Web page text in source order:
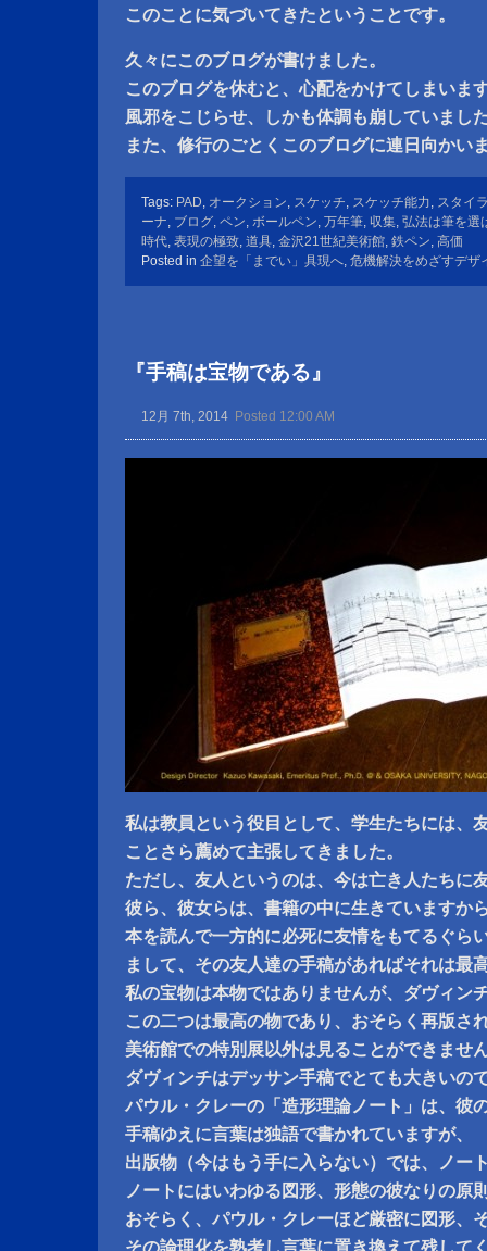
このことに気づいてきたということです。
久々にこのブログが書けました。
このブログを休むと、心配をかけてしまいま
風邪をこじらせ、しかも体調も崩していまし
また、修行のごとくこのブログに連日向かい
Tags: PAD, オークション, スケッチ, スケッチ能力, スタイ
ーナ, ブログ, ペン, ボールペン, 万年筆, 収集, 弘法は筆を選
時代, 表現の極致, 道具, 金沢21世紀美術館, 鉄ペン, 高価
Posted in 企望を「までい」具現へ, 危機解決をめざすデザ
『手稿は宝物である』
12月 7th, 2014 Posted 12:00 AM
私は教員という役目として、学生たちには、
ことさら薦めて主張してきました。
ただし、友人というのは、今は亡き人たちに
彼ら、彼女らは、書籍の中に生きていますか
本を読んで一方的に必死に友情をもてるぐら
まして、その友人達の手稿があればそれは最
私の宝物は本物ではありませんが、ダヴィン
この二つは最高の物であり、おそらく再版さ
美術館での特別展以外は見ることができませ
ダヴィンチはデッサン手稿でとても大きいの
パウル・クレーの「造形理論ノート」は、彼
手稿ゆえに言葉は独語で書かれていますが、
出版物（今はもう手に入らない）では、ノー
ノートにはいわゆる図形、形態の彼なりの原
おそらく、パウル・クレーほど厳密に図形、
その論理化を熟考し言葉に置き換えて残して